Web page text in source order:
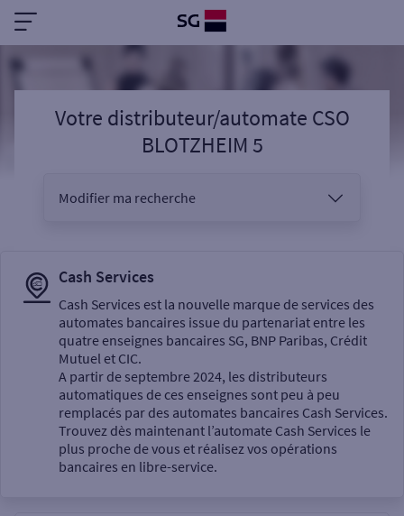
Votre distributeur/automate CSO
BLOTZHEIM 5
Modifier ma recherche
Sélectionnez votre recherche
Un service
Cash Services
Cash Services est la nouvelle marque de services des
automates bancaires issue du partenariat entre les
quatre enseignes bancaires SG, BNP Paribas, Crédit
Mutuel et CIC.
A partir de septembre 2024, les distributeurs
automatiques de ces enseignes sont peu à peu
remplacés par des automates bancaires Cash Services.
Trouvez dès maintenant l’automate Cash Services le
plus proche de vous et réalisez vos opérations
bancaires en libre-service.